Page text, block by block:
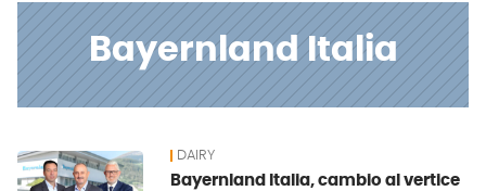
Bayernland Italia
News DAIRY
Bayernland Italia, cambio al vertice